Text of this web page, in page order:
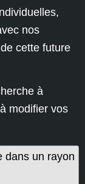
nos
cette future
à
modifier vos
dans un rayon